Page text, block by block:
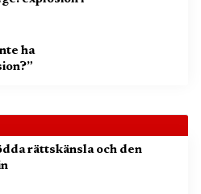
ha
rättskänsla och den